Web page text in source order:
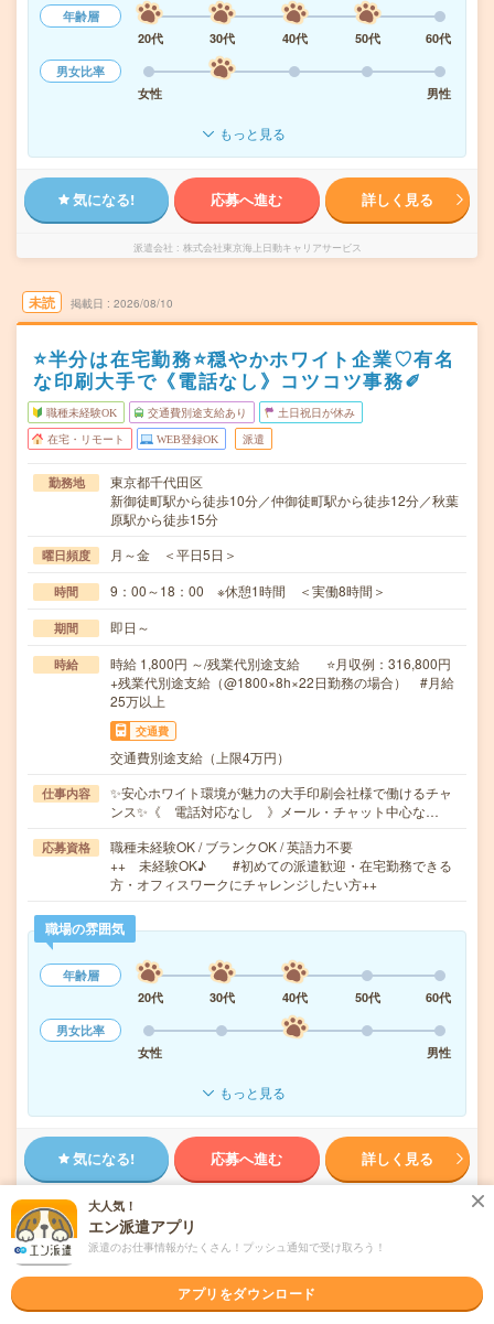
年齢層
20代
30代 40代 50代
60代
男女比率
女性
男性
もっと見る
気になる! 応募へ進む 詳しく見る
派遣会社 株式会社東京海上日動キャリアサービス
未読 掲載日 2026/08/10
⭐半分は在宅勤務⭐穏やかホワイト企業♡有名
な印刷大手で《電話なし》コツコツ事務✐
職種未経験OK 交通費別途支給あり 土日祝日が休み
在宅・リモート WEB登録OK 派遣
勤務地
東京都千代田区
新御徒町駅から徒歩10分／仲御徒町駅から徒歩12分／秋葉
原駅から徒歩15分
曜日頻度 月～金 ＜平日5日＞
時間 9：00～18：00 ※休憩1時間 ＜実働8時間＞
期間 即日～
時給
時給 1,800円 ～/残業代別途支給 ⭐月収例：316,800円
+残業代別途支給（@1800×8h×22日勤務の場合） #月給
25万以上
交通費
交通費別途支給（上限4万円）
仕事内容
✨安心ホワイト環境が魅力の大手印刷会社様で働けるチャ
ンス✨《 電話対応なし 》メール・チャット中心な…
応募資格
職種未経験OK / ブランクOK / 英語力不要
++ 未経験OK♪ #初めての派遣歓迎・在宅勤務できる
方・オフィスワークにチャレンジしたい方++
職場の雰囲気
年齢層
20代
30代 40代 50代
60代
男女比率
女性
男性
もっと見る
気になる! 応募へ進む 詳しく見る
未読 掲載日
＼有名美術館☘アート展の企画《在宅》／収
大人気！
エン派遣アプリ
派遣のお仕事情報がたくさん！プッシュ通知で受け取ろう！
アプリをダウンロード